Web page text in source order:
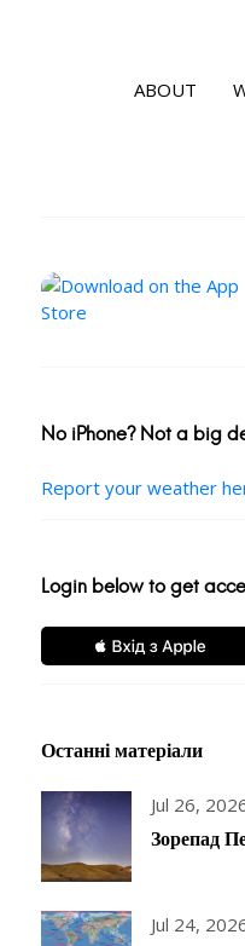
ABOUT
No iPhone? Not a big
Report your weather
Login below to get
Останні матеріали
Jul 26,
Зорепад
Jul 24,